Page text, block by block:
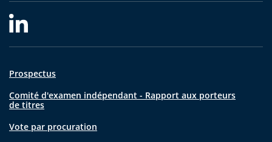
Prospectus
Comité d'examen indépendant - Rapport aux porteurs
de titres
Vote par procuration